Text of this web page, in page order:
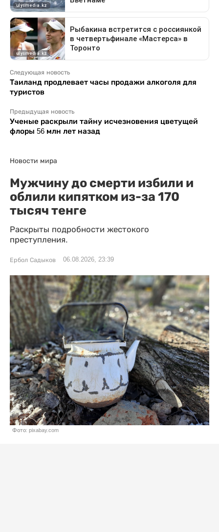
Следующая новость
Таиланд продлевает часы продажи алкоголя для
туристов
Предыдущая новость
Ученые раскрыли тайну исчезновения цветущей
флоры 56 млн лет назад
Новости мира
Мужчину до смерти избили и
облили кипятком из-за 170
тысяч тенге
Раскрыты подробности жестокого
преступления.
Ербол Садыков 06.08.2026, 23:39
Фото: pixabay.com